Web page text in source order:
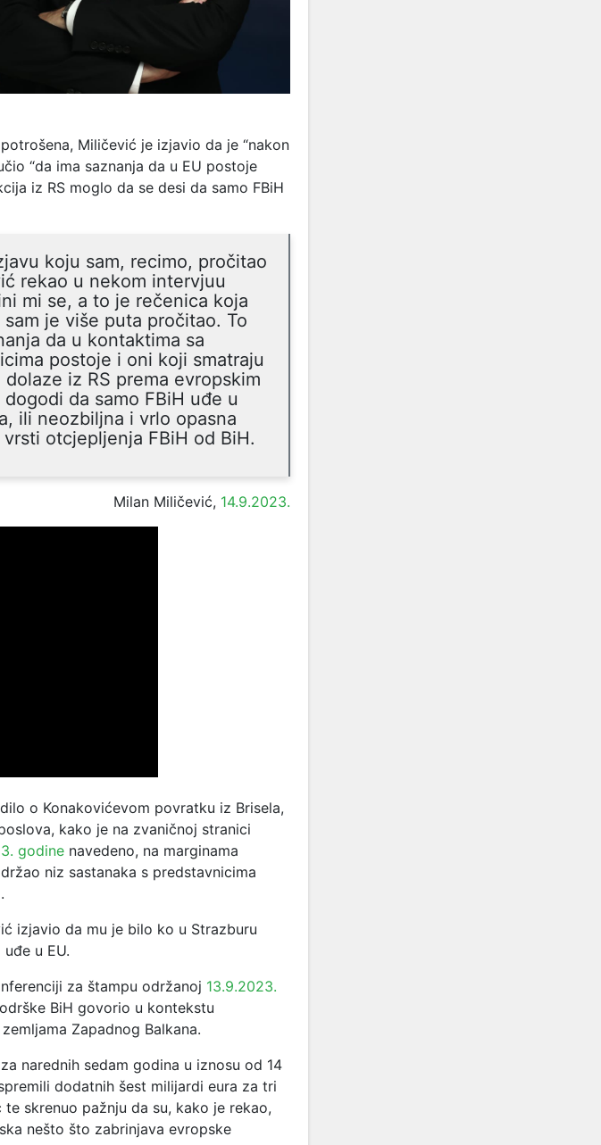
Miličević je izjavio da je “nakon
“da ima saznanja da u EU postoje
iz RS moglo da se desi da samo FBiH
koju sam, recimo, pročitao
rekao u nekom intervjuu
mi se, a to je rečenica koja
je više puta pročitao. To
da u kontaktima sa
postoje i oni koji smatraju
iz RS prema evropskim
da samo FBiH uđe u
ili neozbiljna i vrlo opasna
otcjepljenja FBiH od BiH.
Milan Miličević, 14.9.2023.
o Konakovićevom povratku iz Brisela,
kako je na zvaničnoj stranici
godine navedeno, na marginama
niz sastanaka s predstavnicima
izjavio da mu je bilo ko u Strazburu
u EU.
za štampu održanoj 13.9.2023.
BiH govorio u kontekstu
Zapadnog Balkana.
narednih sedam godina u iznosu od 14
dodatnih šest milijardi eura za tri
skrenuo pažnju da su, kako je rekao,
nešto što zabrinjava evropske